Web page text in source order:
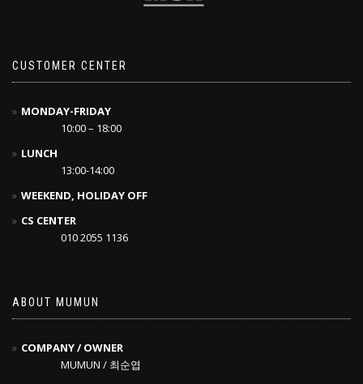
CUSTOMER CENTER
MONDAY-FRIDAY
10:00 – 18:00
LUNCH
13:00-14:00
WEEKEND, HOLIDAY OFF
CS CENTER
010 2055 1136
ABOUT MUMUN
COMPANY / OWNER
MUMUN / 최순엽